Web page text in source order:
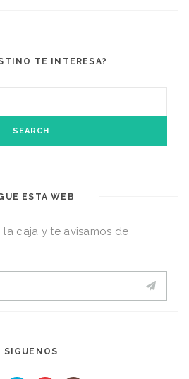
TE INTERESA?
ESTA WEB
caja y te avisamos de
SIGUENOS